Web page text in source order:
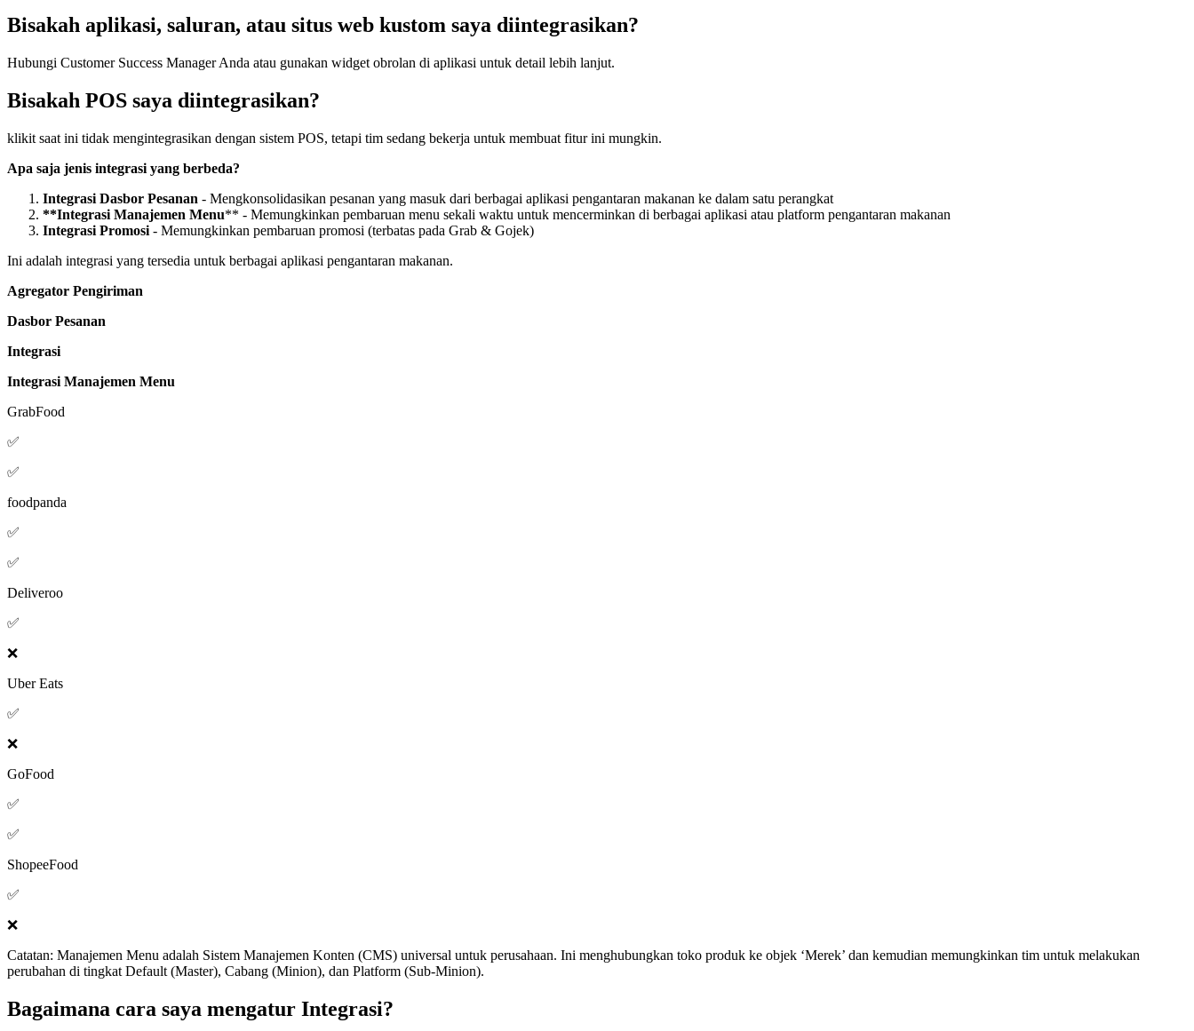
Bisakah aplikasi, saluran, atau situs web kustom saya diintegrasikan?
Hubungi Customer Success Manager Anda atau gunakan widget obrolan di aplikasi untuk detail lebih lanjut.
Bisakah POS saya diintegrasikan?
klikit saat ini tidak mengintegrasikan dengan sistem POS, tetapi tim sedang bekerja untuk membuat fitur ini mungkin.
Apa saja jenis integrasi yang berbeda?
Integrasi Dasbor Pesanan - Mengkonsolidasikan pesanan yang masuk dari berbagai aplikasi pengantaran makanan ke dalam satu perangkat
**Integrasi Manajemen Menu** - Memungkinkan pembaruan menu sekali waktu untuk mencerminkan di berbagai aplikasi atau platform pengantaran makanan
Integrasi Promosi - Memungkinkan pembaruan promosi (terbatas pada Grab & Gojek)
Ini adalah integrasi yang tersedia untuk berbagai aplikasi pengantaran makanan.
Agregator Pengiriman
Dasbor Pesanan
Integrasi
Integrasi Manajemen Menu
GrabFood
✅
✅
foodpanda
✅
✅
Deliveroo
✅
❌
Uber Eats
✅
❌
GoFood
✅
✅
ShopeeFood
✅
❌
Catatan: Manajemen Menu adalah Sistem Manajemen Konten (CMS) universal untuk perusahaan. Ini menghubungkan toko produk ke objek ‘Merek’ dan kemudian memungkinkan tim untuk melakukan
perubahan di tingkat Default (Master), Cabang (Minion), dan Platform (Sub-Minion).
Bagaimana cara saya mengatur Integrasi?